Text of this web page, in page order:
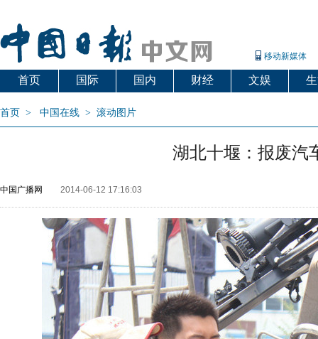
移动新媒体
首页 国际 国内 财经 文娱
首页 > 中国在线 > 滚动图片
湖北十堰：报废汽
中国广播网 2014-06-12 17:16:03